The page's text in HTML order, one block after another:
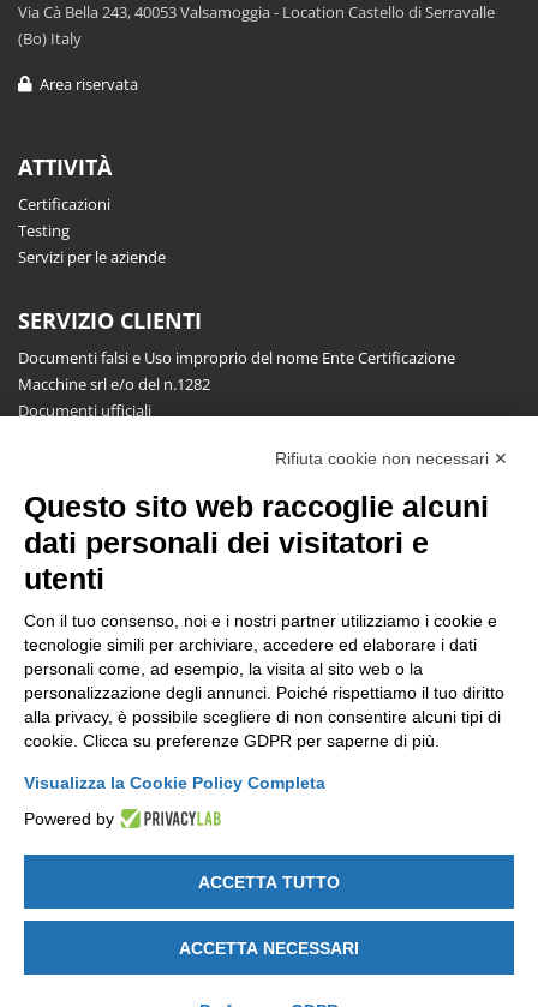
Via Cà Bella 243, 40053 Valsamoggia - Location Castello di Serravalle
(Bo) Italy
Area riservata
ATTIVITÀ
Certificazioni
Testing
Servizi per le aziende
SERVIZIO CLIENTI
Documenti falsi e Uso improprio del nome Ente Certificazione
Macchine srl e/o del n.1282
Documenti ufficiali
NEWSLETTER
Resta aggiornato gratuitamente su tutte le novità.
Cliccando su Iscriviti dichiari di aver letto e accettato l'Informativa
Rifiuta cookie non necessari ✕
Questo sito web raccoglie alcuni
dati personali dei visitatori e
utenti
Con il tuo consenso, noi e i nostri partner utilizziamo i cookie e
tecnologie simili per archiviare, accedere ed elaborare i dati
personali come, ad esempio, la visita al sito web o la
personalizzazione degli annunci. Poiché rispettiamo il tuo diritto
alla privacy, è possibile scegliere di non consentire alcuni tipi di
cookie. Clicca su preferenze GDPR per saperne di più.
Visualizza la Cookie Policy Completa
Powered by
ACCETTA TUTTO
ACCETTA NECESSARI